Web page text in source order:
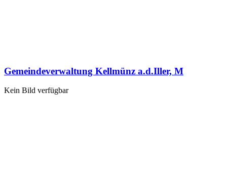
Gemeindeverwaltung Kellmünz a.d.Iller, M
Kein Bild verfügbar